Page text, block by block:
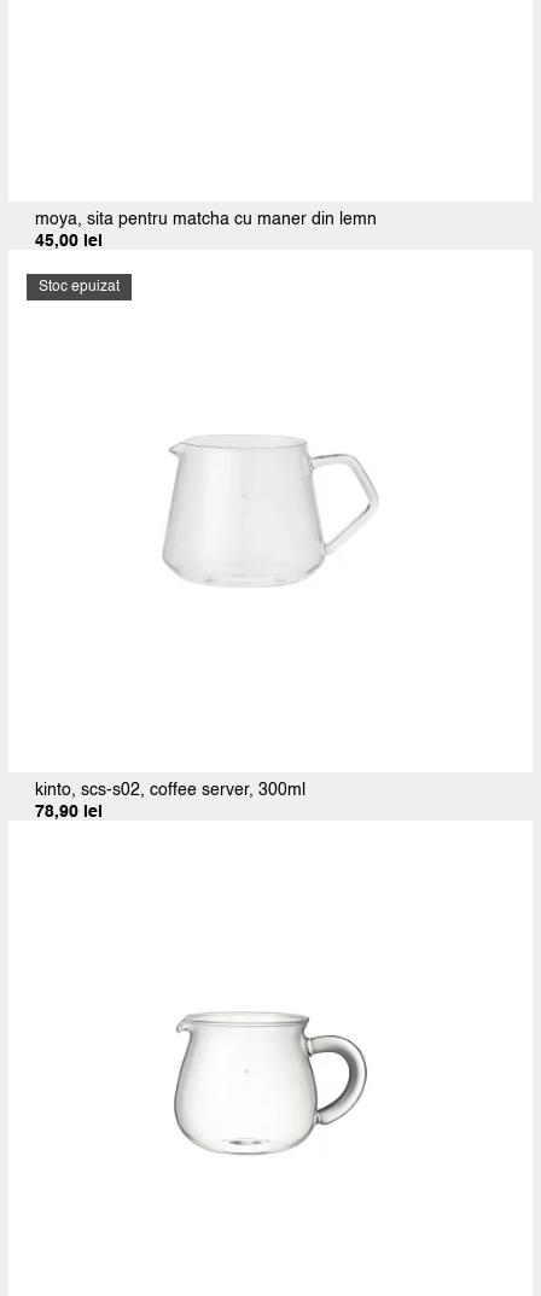
moya, sita pentru matcha cu maner din lemn
45,00 lei
Stoc epuizat
kinto, scs-s02, coffee server, 300ml
78,90 lei